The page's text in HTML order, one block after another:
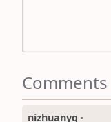
Comments
nizhuanyq ·